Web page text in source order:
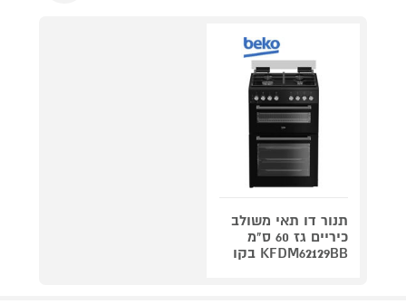
תנור דו תאי משולב
כיריים גז 60 ס"מ
KFDM62129BB בקו